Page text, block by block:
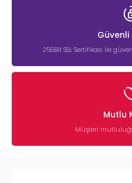
Güvenli
256Bit SSL Sertifikası ile
Mutlu
Müşteri